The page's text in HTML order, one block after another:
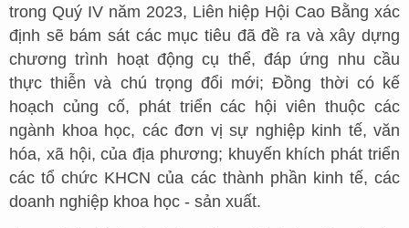
trong Quý IV năm 2023, Liên hiệp Hội Cao Bằng xác
định sẽ bám sát các mục tiêu đã đề ra và xây dựng
chương trình hoạt động cụ thể, đáp ứng nhu cầu
thực thiễn và chú trọng đổi mới; Đồng thời có kế
hoạch củng cố, phát triển các hội viên thuộc các
ngành khoa học, các đơn vị sự nghiệp kinh tế, văn
hóa, xã hội, của địa phương; khuyến khích phát triển
các tổ chức KHCN của các thành phần kinh tế, các
doanh nghiệp khoa học - sản xuất.